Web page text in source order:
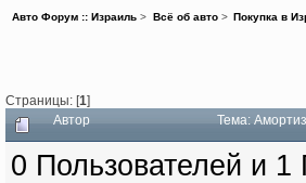
Авто Форум :: Израиль > Всё об авто> Покупка в
Страницы: [1]
Автор Тема:
0 Пользователей и 1